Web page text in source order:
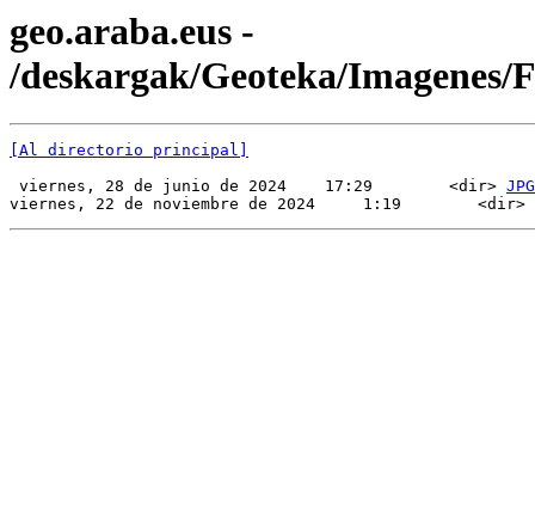
geo.araba.eus -
/deskargak/Geoteka/Imagenes/
[Al directorio principal]
viernes, 28 de junio de 2024    17:29        <dir> JPG
viernes, 22 de noviembre de 2024     1:19        <dir>